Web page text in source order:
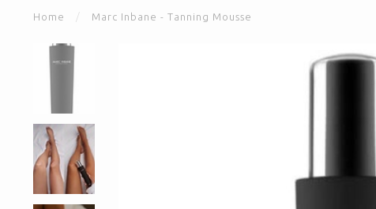
Home / Marc Inbane - Tanning Mousse